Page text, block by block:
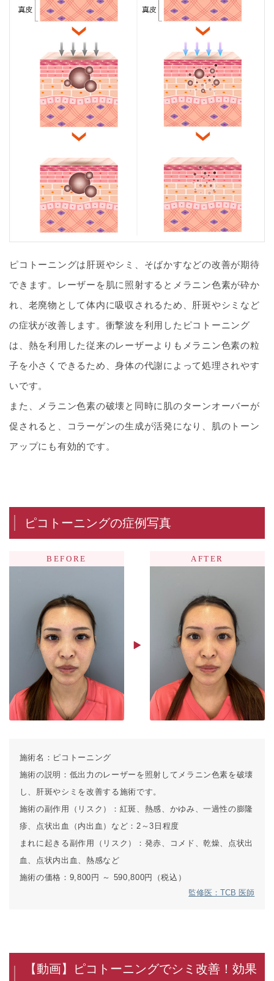
ピコトーニングは肝斑やシミ、そばかすなどの改善が期待
できます。レーザーを肌に照射するとメラニン色素が砕か
れ、老廃物として体内に吸収されるため、肝斑やシミなど
の症状が改善します。衝撃波を利用したピコトーニング
は、熱を利用した従来のレーザーよりもメラニン色素の粒
子を小さくできるため、身体の代謝によって処理されやす
いです。
また、メラニン色素の破壊と同時に肌のターンオーバーが
促されると、コラーゲンの生成が活発になり、肌のトーン
アップにも有効的です。
ピコトーニングの症例写真
施術名： ピコトーニング
施術の説明： 低出力のレーザーを照射してメラニン色素を破壊
し、肝斑やシミを改善する施術です。
施術の副作用（リスク）： 紅斑、熱感、かゆみ、一過性の膨隆
疹、点状出血（内出血）など：2～3日程度
まれに起きる副作用（リスク）： 発赤、コメド、乾燥、点状出
血、点状内出血、熱感など
施術の価格： 9,800円 ～ 590,800円（税込）
監修医：TCB 医師
【動画】ピコトーニングでシミ改善！効果